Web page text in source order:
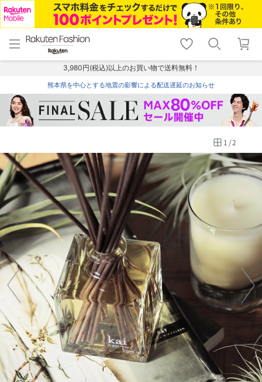
menu home
トップ
shopping_cart lock_outline
ログイン
3,980円(税込)以上のお買い物で送料無料！
熊本県を中心とする地震の影響による配送遅延のお知らせ
1 /2